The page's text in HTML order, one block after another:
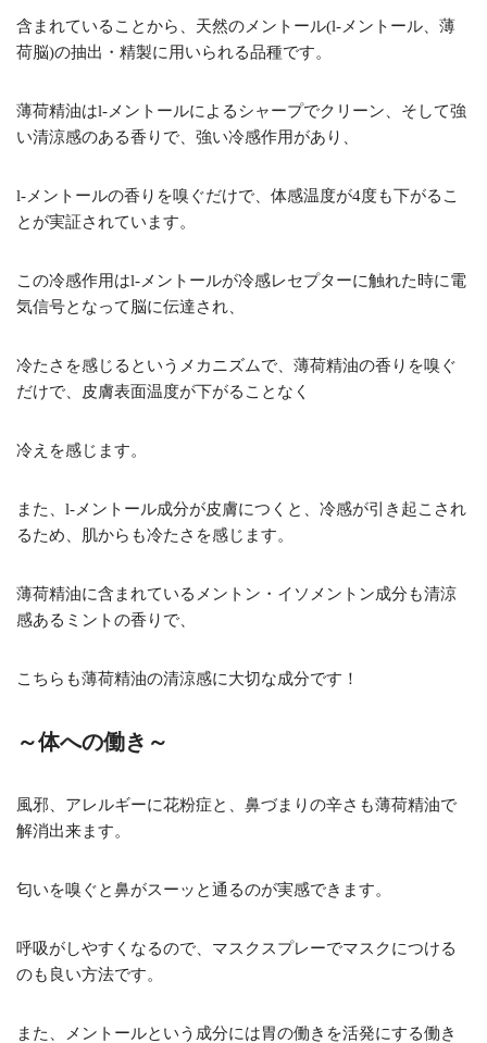
含まれていることから、天然のメントール(l-メントール、薄
荷脳)の抽出・精製に用いられる品種です。
薄荷精油はl-メントールによるシャープでクリーン、そして強
い清涼感のある香りで、強い冷感作用があり、
l-メントールの香りを嗅ぐだけで、体感温度が4度も下がるこ
とが実証されています。
この冷感作用はl-メントールが冷感レセプターに触れた時に電
気信号となって脳に伝達され、
冷たさを感じるというメカニズムで、薄荷精油の香りを嗅ぐ
だけで、皮膚表面温度が下がることなく
冷えを感じます。
また、l-メントール成分が皮膚につくと、冷感が引き起こされ
るため、肌からも冷たさを感じます。
薄荷精油に含まれているメントン・イソメントン成分も清涼
感あるミントの香りで、
こちらも薄荷精油の清涼感に大切な成分です！
～体への働き～
風邪、アレルギーに花粉症と、鼻づまりの辛さも薄荷精油で
解消出来ます。
匂いを嗅ぐと鼻がスーッと通るのが実感できます。
呼吸がしやすくなるので、マスクスプレーでマスクにつける
のも良い方法です。
また、メントールという成分には胃の働きを活発にする働き